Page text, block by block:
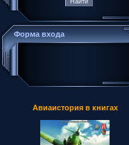
Форма входа
Авиаистория в книгах